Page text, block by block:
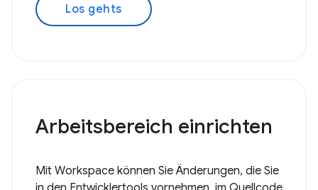
Los gehts
Arbeitsbereich einrichten
Mit Workspace können Sie Änderungen, die Sie